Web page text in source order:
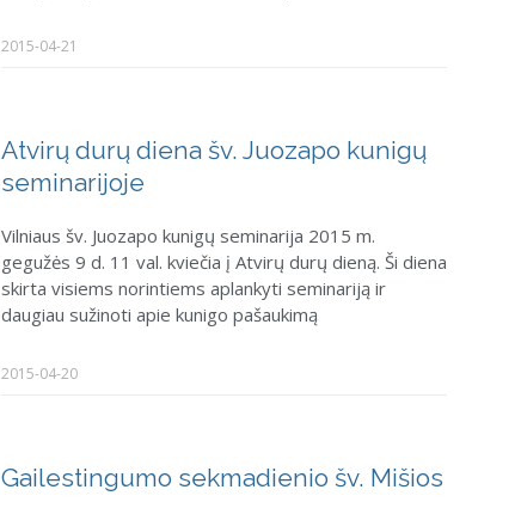
2015-04-21
Atvirų durų diena šv. Juozapo kunigų
seminarijoje
Vilniaus šv. Juozapo kunigų seminarija 2015 m.
gegužės 9 d. 11 val. kviečia į Atvirų durų dieną. Ši diena
skirta visiems norintiems aplankyti seminariją ir
daugiau sužinoti apie kunigo pašaukimą
2015-04-20
Gailestingumo sekmadienio šv. Mišios